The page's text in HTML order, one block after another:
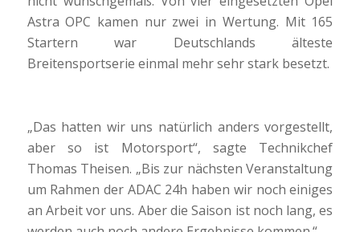
Astra OPC kamen nur zwei in Wertung. Mit 165
Startern war Deutschlands älteste
Breitensportserie einmal mehr sehr stark besetzt.
„Das hatten wir uns natürlich anders vorgestellt,
aber so ist Motorsport“, sagte Technikchef
Thomas Theisen. „Bis zur nächsten Veranstaltung
um Rahmen der ADAC 24h haben wir noch einiges
an Arbeit vor uns. Aber die Saison ist noch lang, es